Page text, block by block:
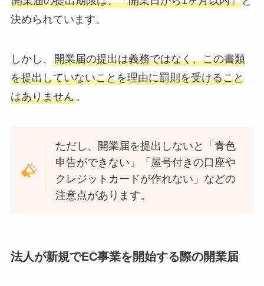
決められています。
しかし、 開業届の提出は義務ではなく、この書類
を提出していないことを理由に罰則を受けること
はありません。
ただし、開業届を提出しないと「青色
申告ができない」「屋号付きの口座や
クレジットカードが作れない」などの
注意点があります。
法人が新規でEC事業を開始する際の開業届